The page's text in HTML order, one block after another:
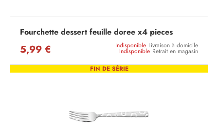
Fourchette dessert feuille doree x4 pieces
5,99 € Indisponible Livraison à domicile
Indisponible Retrait en magasin
FIN DE SÉRIE